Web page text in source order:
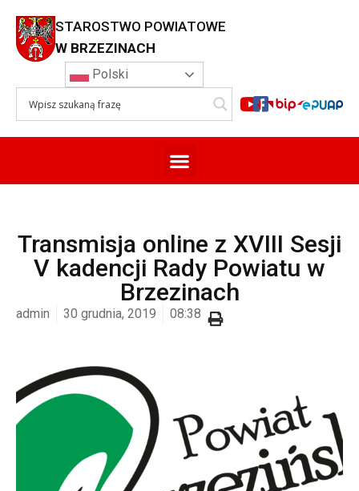
STAROSTWO POWIATOWE
W BRZEZINACH
Polski
Transmisja online z XVIII Sesji
V kadencji Rady Powiatu w
Brzezinach
admin 30 grudnia, 2019 08:38